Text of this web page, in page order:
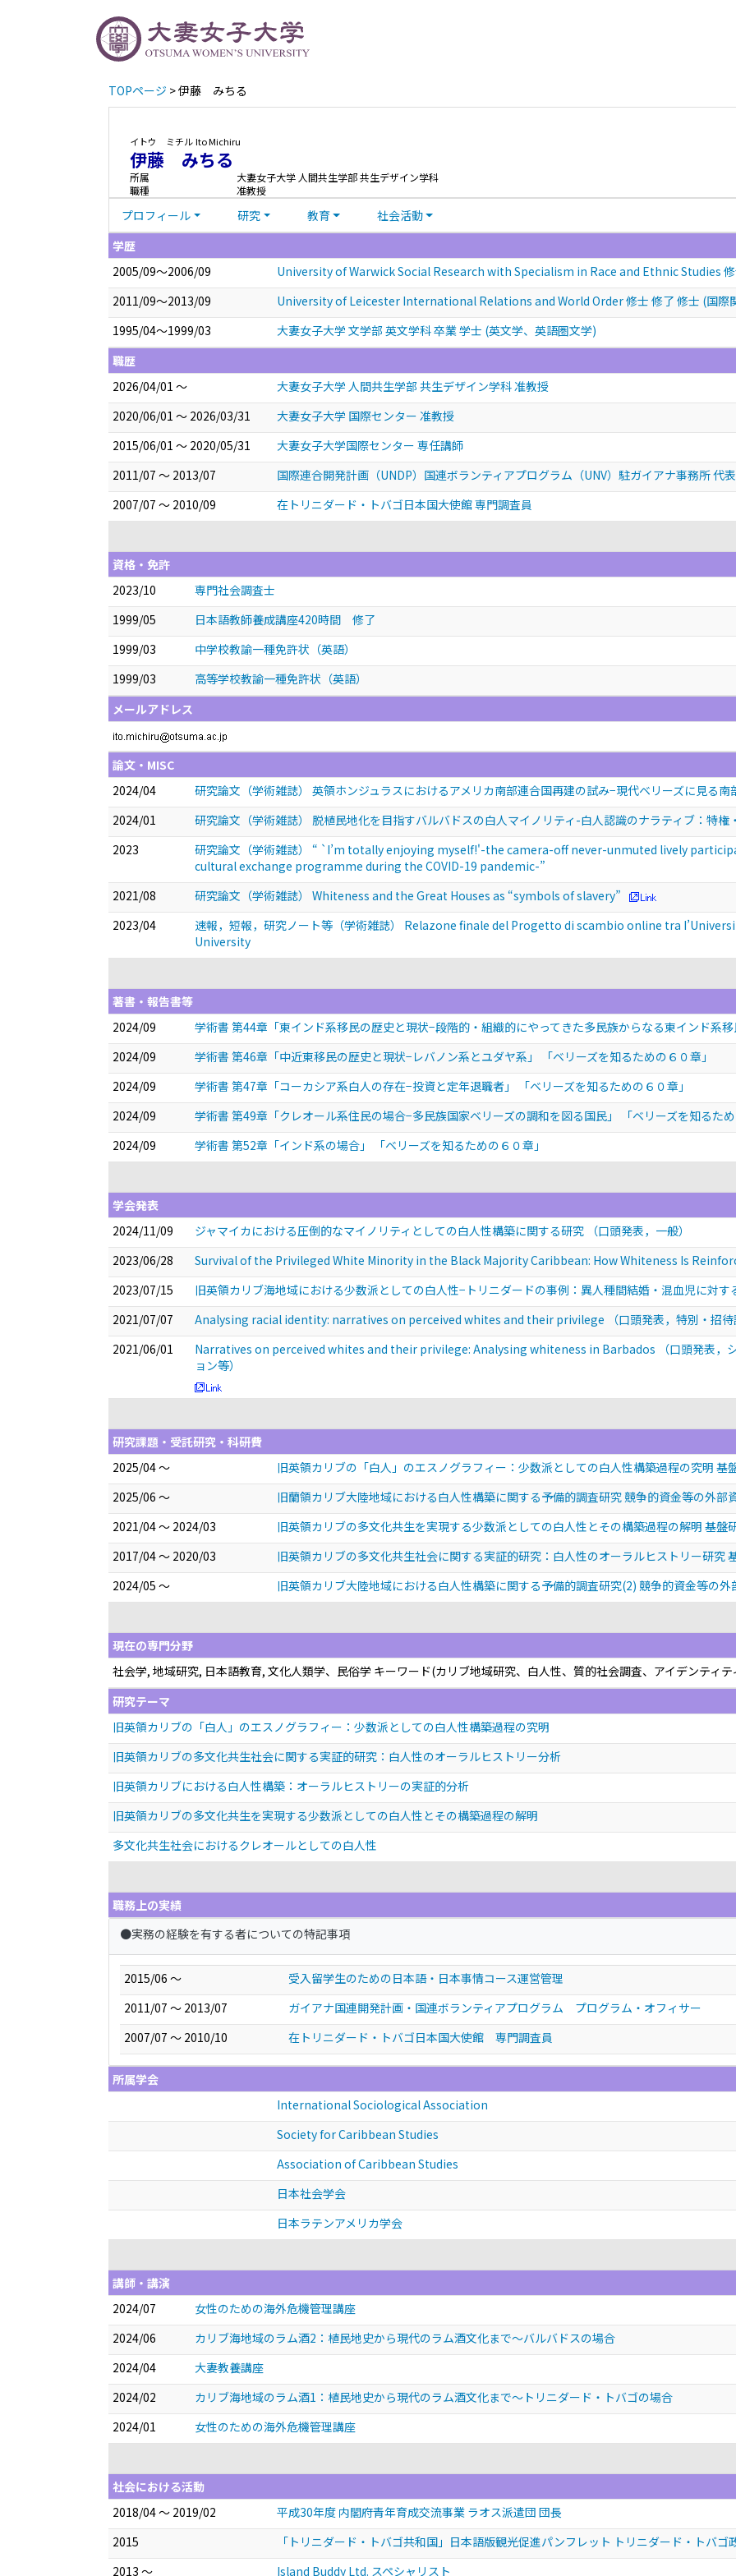
TOPページ > 伊藤 みちる
イトウ ミチルIto Michiru
伊藤 みちる
所属
大妻女子大学 人間共生学部 共生デザイン学科
職種
准教授
プロフィール 研究 教育
社会活動
学歴
2005/09～2006/09
University of Warwick Social Research with Specialism in Race and Ethnic Studies 修
2011/09～2013/09
University of Leicester International Relations and World Order 修士 修了 修士 (国際
1995/04～1999/03
大妻女子大学 文学部 英文学科 卒業 学士 (英文学、英語圏文学)
職歴
2026/04/01 ～
大妻女子大学 人間共生学部 共生デザイン学科 准教授
2020/06/01 ～ 2026/03/31
大妻女子大学 国際センター 准教授
2015/06/01 ～ 2020/05/31
大妻女子大学国際センター 専任講師
2011/07 ～ 2013/07
国際連合開発計画（UNDP）国連ボランティアプログラム（UNV）駐ガイアナ事務所 代表
2007/07 ～ 2010/09
在トリニダード・トバゴ日本国大使館 専門調査員
資格・免許
2023/10
専門社会調査士
1999/05
日本語教師養成講座420時間 修了
1999/03
中学校教諭一種免許状（英語）
1999/03
高等学校教諭一種免許状（英語）
メールアドレス
論文・MISC
2024/04
研究論文（学術雑誌） 英領ホンジュラスにおけるアメリカ南部連合国再建の試み−現代ベリーズに見る
2024/01
研究論文（学術雑誌） 脱植民地化を目指すバルバドスの白人マイノリティ-白人認識のナラティブ：特
2023
研究論文（学術雑誌） “ `I’m totally enjoying myself!'-the camera-off never-unmuted lively
cultural exchange programme during the COVID-19 pandemic-”
2021/08
研究論文（学術雑誌） Whiteness and the Great Houses as “symbols of slavery”
2023/04
速報，短報，研究ノート等（学術雑誌） Relazone finale del Progetto di scambio online tra
University
著書・報告書等
2024/09
学術書 第44章「東インド系移民の歴史と現状−段階的・組織的にやってきた多民族からなる東インド系移
2024/09
学術書 第46章「中近東移民の歴史と現状−レバノン系とユダヤ系」 「ベリーズを知るための６０章」
2024/09
学術書 第47章「コーカシア系白人の存在−投資と定年退職者」 「ベリーズを知るための６０章」
2024/09
学術書 第49章「クレオール系住民の場合−多民族国家ベリーズの調和を図る国民」 「ベリーズを知るため
2024/09
学術書 第52章「インド系の場合」 「ベリーズを知るための６０章」
学会発表
2024/11/09
ジャマイカにおける圧倒的なマイノリティとしての白人性構築に関する研究
（口頭発表，一般）
2023/06/28
Survival of the Privileged White Minority in the Black Majority Caribbean: How Whiteness Is
2023/07/15
旧英領カリブ海地域における少数派としての白人性−トリニダードの事例：異人種間結婚・混血児に対す
2021/07/07
Analysing racial identity: narratives on perceived whites and their privilege
（口頭発表，特別・招待
2021/06/01
Narratives on perceived whites and their privilege: Analysing whiteness in Barbados
（口頭発表
ョン等）
研究課題・受託研究・科研費
2025/04 ～
旧英領カリブの「白人」のエスノグラフィー：少数派としての白人性構築過程の究明 基盤
2025/06 ～
旧蘭領カリブ大陸地域における白人性構築に関する予備的調査研究 競争的資金等の外部
2021/04 ～ 2024/03
旧英領カリブの多文化共生を実現する少数派としての白人性とその構築過程の解明 基盤研
2017/04 ～ 2020/03
旧英領カリブの多文化共生社会に関する実証的研究：白人性のオーラルヒストリー研究
2024/05 ～
旧英領カリブ大陸地域における白人性構築に関する予備的調査研究(2) 競争的資金等の
現在の専門分野
社会学, 地域研究, 日本語教育, 文化人類学、民俗学 キーワード(カリブ地域研究、白人性、質的社会調査、アイデンティ
研究テーマ
旧英領カリブの「白人」のエスノグラフィー：少数派としての白人性構築過程の究明
旧英領カリブの多文化共生社会に関する実証的研究：白人性のオーラルヒストリー分析
旧英領カリブにおける白人性構築：オーラルヒストリーの実証的分析
旧英領カリブの多文化共生を実現する少数派としての白人性とその構築過程の解明
多文化共生社会におけるクレオールとしての白人性
職務上の実績
●実務の経験を有する者についての特記事項
2015/06 ～
受入留学生のための日本語・日本事情コース運営管理
2011/07 ～ 2013/07
ガイアナ国連開発計画・国連ボランティアプログラム プログラム・オフィサー
2007/07 ～ 2010/10
在トリニダード・トバゴ日本国大使館 専門調査員
所属学会
International Sociological Association
Society for Caribbean Studies
Association of Caribbean Studies
日本社会学会
日本ラテンアメリカ学会
講師・講演
2024/07
女性のための海外危機管理講座
2024/06
カリブ海地域のラム酒2：植民地史から現代のラム酒文化まで～バルバドスの場合
2024/04
大妻教養講座
2024/02
カリブ海地域のラム酒1：植民地史から現代のラム酒文化まで～トリニダード・トバゴの場合
2024/01
女性のための海外危機管理講座
社会における活動
2018/04 ～ 2019/02
平成30年度 内閣府青年育成交流事業 ラオス派遣団 団長
2015
「トリニダード・トバゴ共和国」日本語版観光促進パンフレット トリニダード・トバゴ
2013 ～
Island Buddy Ltd. スペシャリスト